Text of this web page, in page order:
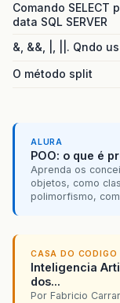
Comando
data SQL SERVER
&, &&, |, ||. Qndo
O método split
ALURA
POO: o que é
Aprenda os
objetos, como
polimorfismo,
CASA DO CODIGO
Inteligencia
dos...
Por Fabricio